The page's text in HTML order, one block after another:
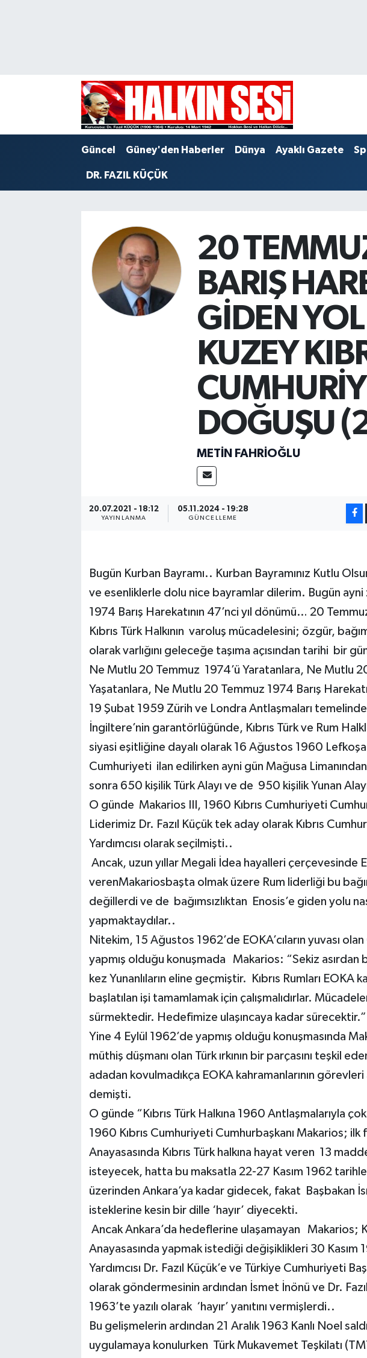
Güncel Güney'den Haberler Dünya Ayaklı Gazete
DR. FAZIL KÜÇÜK
20
BARIŞ
GİDEN
KUZEY
DOĞUŞU
METIN FAHRİOĞLU
20.07.2021 - 18:12
YAYINLANMA
05.11.2024 - 19:28
GÜNCELLEME
Bugün Kurban Bayramı.. Kurban Bayramınız Kutlu
ve esenliklerle dolu nice bayramlar dilerim. Bugün
1974 Barış Harekatının 47’nci yıl dönümü… 20
Kıbrıs Türk Halkının varoluş mücadelesini; özgür,
olarak varlığını geleceğe taşıma açısından tarihi bir
Ne Mutlu 20 Temmuz 1974’ü Yaratanlara, Ne Mutlu
Yaşatanlara, Ne Mutlu 20 Temmuz 1974 Barış
19 Şubat 1959 Zürih ve Londra Antlaşmaları
İngiltere’nin garantörlüğünde, Kıbrıs Türk ve Rum
siyasi eşitliğine dayalı olarak 16 Ağustos 1960 Lefkoşa
Cumhuriyeti ilan edilirken ayni gün Mağusa Limanından
sonra 650 kişilik Türk Alayı ve de 950 kişilik Yunan
O günde Makarios III, 1960 Kıbrıs Cumhuriyeti
Liderimiz Dr. Fazıl Küçük tek aday olarak Kıbrıs
Yardımcısı olarak seçilmişti..
Ancak, uzun yıllar Megali İdea hayalleri çerçevesinde
verenMakariosbaşta olmak üzere Rum liderliği bu
değillerdi ve de bağımsızlıktan Enosis’e giden yolu
yapmaktaydılar..
Nitekim, 15 Ağustos 1962’de EOKA’cıların yuvası olan
yapmış olduğu konuşmada Makarios: “Sekiz asırdan
kez Yunanlıların eline geçmiştir. Kıbrıs Rumları EOKA
başlatılan işi tamamlamak için çalışmalıdırlar.
sürmektedir. Hedefimize ulaşıncaya kadar
Yine 4 Eylül 1962’de yapmış olduğu konuşmasında
müthiş düşmanı olan Türk ırkının bir parçasını teşkil
adadan kovulmadıkça EOKA kahramanlarının
demişti.
O günde “Kıbrıs Türk Halkına 1960 Antlaşmalarıyla
1960 Kıbrıs Cumhuriyeti Cumhurbaşkanı Makarios; ilk
Anayasasında Kıbrıs Türk halkına hayat veren 13
isteyecek, hatta bu maksatla 22-27 Kasım 1962
üzerinden Ankara’ya kadar gidecek, fakat Başbakan
isteklerine kesin bir dille ‘hayır’ diyecekti.
Ancak Ankara’da hedeflerine ulaşamayan Makarios;
Anayasasında yapmak istediği değişiklikleri 30 Kasım
Yardımcısı Dr. Fazıl Küçük’e ve Türkiye Cumhuriyeti
olarak göndermesinin ardından İsmet İnönü ve Dr.
1963’te yazılı olarak ‘hayır’ yanıtını vermişlerdi..
Bu gelişmelerin ardından 21 Aralık 1963 Kanlı Noel
uygulamaya konulurken Türk Mukavemet Teşkilatı
Trafik Durumu
Puan Durumu ve Fikstür